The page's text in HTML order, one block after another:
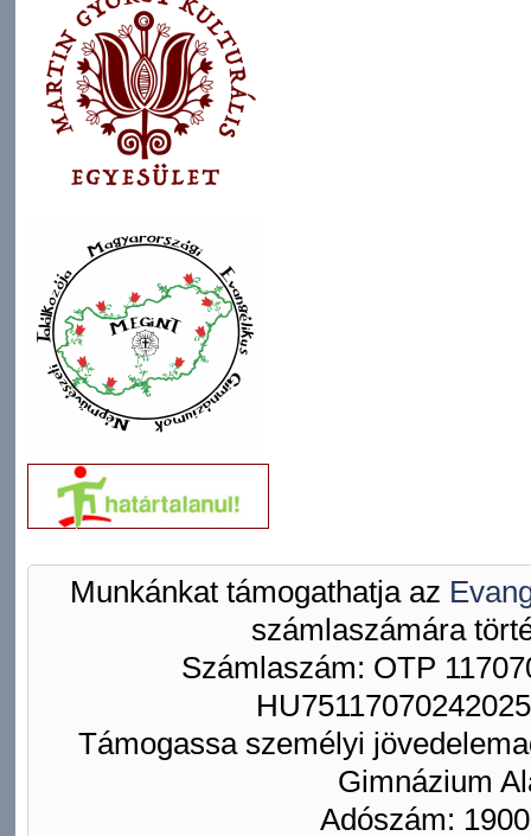
Munkánkat támogathatja az
számlaszámára
Számlaszám: OTP
Támogassa személyi
Gimnázium
Adószám: